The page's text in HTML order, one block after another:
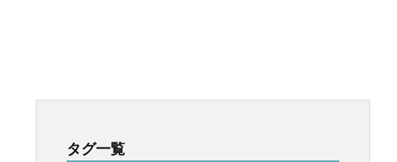
タグ一覧